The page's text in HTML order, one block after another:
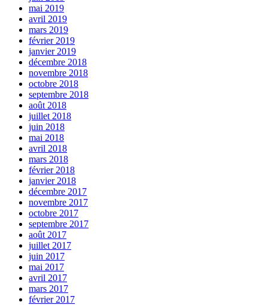
mai 2019
avril 2019
mars 2019
février 2019
janvier 2019
décembre 2018
novembre 2018
octobre 2018
septembre 2018
août 2018
juillet 2018
juin 2018
mai 2018
avril 2018
mars 2018
février 2018
janvier 2018
décembre 2017
novembre 2017
octobre 2017
septembre 2017
août 2017
juillet 2017
juin 2017
mai 2017
avril 2017
mars 2017
février 2017